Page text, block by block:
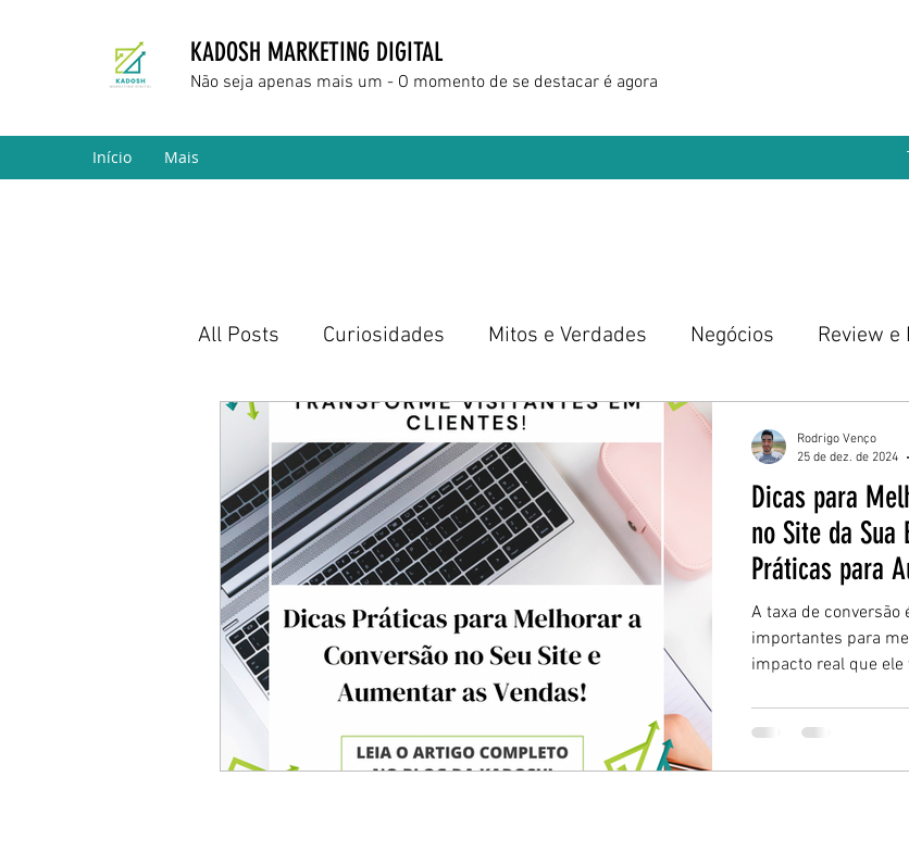
KADOSH MARKETING DIGITAL
Não seja apenas mais um - O momento de se destacar é agora
Início Mais
All Posts Curiosidades Mitos e Verdades Negócios Review e
Marketing Digital Empreendedorismo
Dicas para
no Site da Sua
Práticas para
A taxa de
importantes para
impacto real que
Rodrigo Venço
25 de dez. de 2024